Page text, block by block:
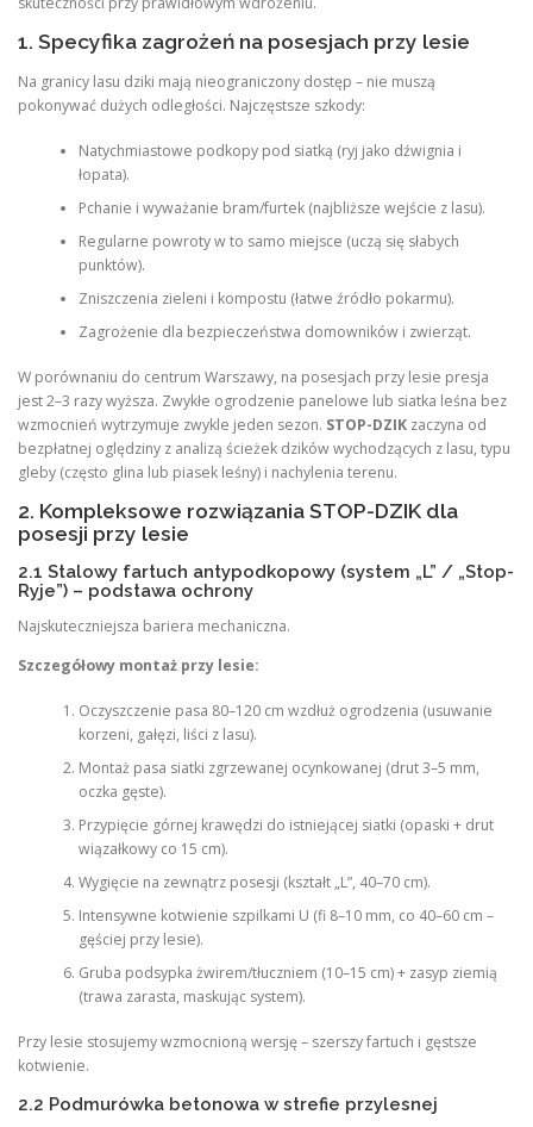
1. Specyfika zagrożeń na posesjach przy lesie
Na granicy lasu dziki mają nieograniczony dostęp – nie muszą
pokonywać dużych odległości. Najczęstsze szkody:
Natychmiastowe podkopy pod siatką (ryj jako dźwignia i
łopata).
Pchanie i wyważanie bram/furtek (najbliższe wejście z lasu).
Regularne powroty w to samo miejsce (uczą się słabych
punktów).
Zniszczenia zieleni i kompostu (łatwe źródło pokarmu).
Zagrożenie dla bezpieczeństwa domowników i zwierząt.
W porównaniu do centrum Warszawy, na posesjach przy lesie presja
jest 2–3 razy wyższa. Zwykłe ogrodzenie panelowe lub siatka leśna bez
wzmocnień wytrzymuje zwykle jeden sezon. STOP-DZIK zaczyna od
bezpłatnej oględziny z analizą ścieżek dzików wychodzących z lasu, typu
gleby (często glina lub piasek leśny) i nachylenia terenu.
2. Kompleksowe rozwiązania STOP-DZIK dla
posesji przy lesie
2.1 Stalowy fartuch antypodkopowy (system „L” / „Stop-
Ryje”) – podstawa ochrony
Najskuteczniejsza bariera mechaniczna.
Szczegółowy montaż przy lesie:
Oczyszczenie pasa 80–120 cm wzdłuż ogrodzenia (usuwanie
korzeni, gałęzi, liści z lasu).
Montaż pasa siatki zgrzewanej ocynkowanej (drut 3–5 mm,
oczka gęste).
Przypięcie górnej krawędzi do istniejącej siatki (opaski + drut
wiązałkowy co 15 cm).
Wygięcie na zewnątrz posesji (kształt „L”, 40–70 cm).
Intensywne kotwienie szpilkami U (fi 8–10 mm, co 40–60 cm –
gęściej przy lesie).
Gruba podsypka żwirem/tłuczniem (10–15 cm) + zasyp ziemią
(trawa zarasta, maskując system).
Przy lesie stosujemy wzmocnioną wersję – szerszy fartuch i gęstsze
kotwienie.
2.2 Podmurówka betonowa w strefie przylesnej